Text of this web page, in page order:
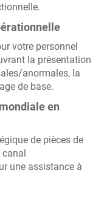
votre personnel
la présentation
anormales, la
de base.
en
de pièces de
canal
une assistance à